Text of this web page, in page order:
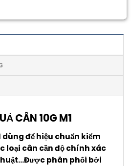
CÂN 10G M1
dùng để hiệu chuẩn kiểm
loại cân cần độ chính xác
..Được phân phối bởi